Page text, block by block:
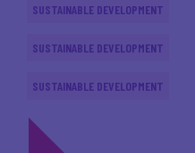
SUSTAINABLE DEVELOPMENT
SUSTAINABLE DEVELOPMENT
SUSTAINABLE DEVELOPMENT